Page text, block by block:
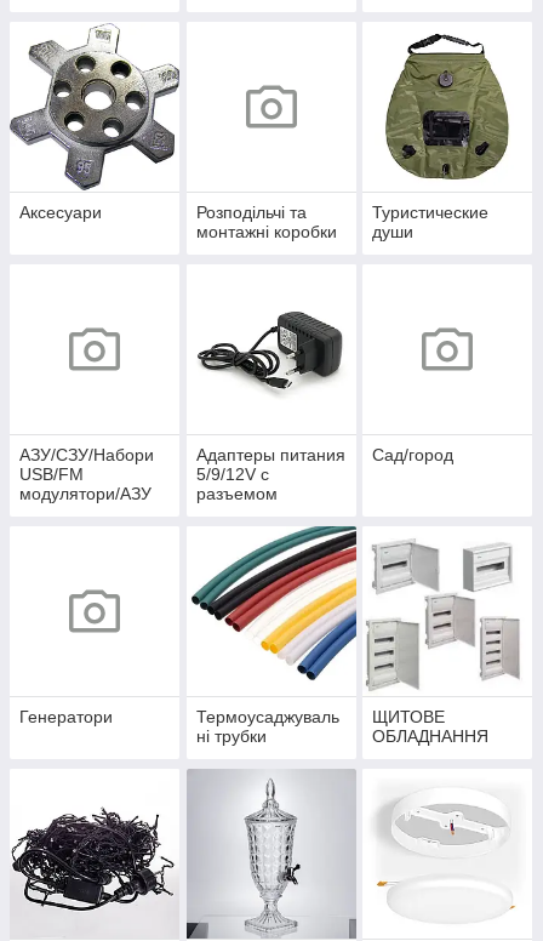
Аксесуари
Розподільчі та
монтажні коробки
Туристические
души
АЗУ/СЗУ/Набори
USB/FM
модулятори/АЗУ
Адаптеры питания
5/9/12V c
разъемом
Сад/город
Генератори
Термоусаджуваль
ні трубки
ЩИТОВЕ
ОБЛАДНАННЯ